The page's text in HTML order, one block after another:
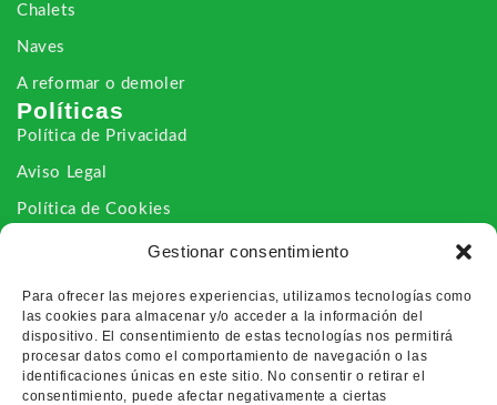
Gestionar consentimiento
Para ofrecer las mejores experiencias, utilizamos tecnologías como
las cookies para almacenar y/o acceder a la información del
dispositivo. El consentimiento de estas tecnologías nos permitirá
procesar datos como el comportamiento de navegación o las
identificaciones únicas en este sitio. No consentir o retirar el
consentimiento, puede afectar negativamente a ciertas
Chalets
Naves
A reformar o demoler
Políticas
Política de Privacidad
Aviso Legal
Política de Cookies
Declaración de Accesibilidad
Nosotros
Vías de Contacto